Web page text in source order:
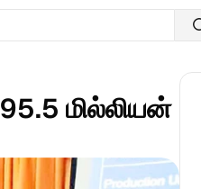
மில்லியன்